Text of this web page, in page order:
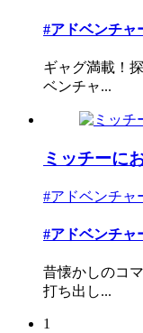
#アドベンチャ
ギャグ満載！
ベンチャ...
ミッチーに
#アドベンチャ
#アドベンチャ
昔懐かしのコ
打ち出し...
1